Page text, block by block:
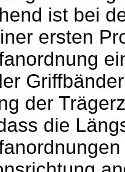
ist bei
ersten
der
die